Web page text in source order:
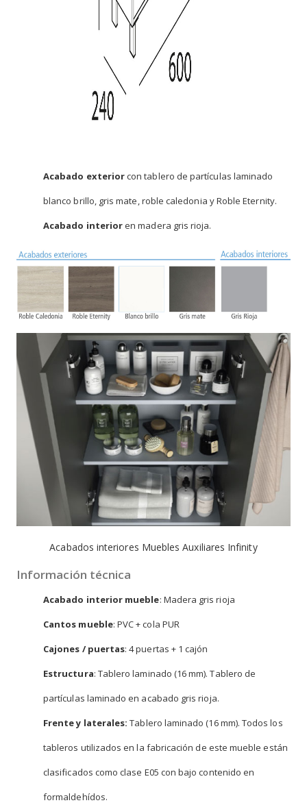
Acabado exteriorcon tablero de partículas laminado
blanco brillo, gris mate, roble caledonia y Roble Eternity.
Acabado interioren madera gris rioja.
Acabados interiores Muebles Auxiliares Infinity
Información técnica
Acabado interior mueble: Madera gris rioja
Cantos mueble: PVC + cola PUR
Cajones / puertas: 4 puertas + 1 cajón
Estructura: Tablero laminado (16 mm). Tablero de
partículas laminado en acabado gris rioja.
Frente y laterales: Tablero laminado (16 mm). Todos los
tableros utilizados en la fabricación de este mueble están
clasificados como clase E05 con bajo contenido en
formaldehídos.